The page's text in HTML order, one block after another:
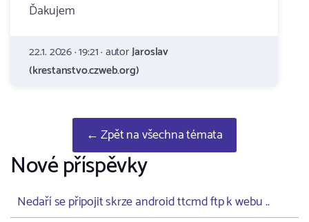
Ďakujem
22.1. 2026 · 19:21 · autorJaroslav
(krestanstvo.czweb.org)
← Zpět na všechna témata
Nové příspěvky
Nedaří se připojit skrze android ttcmd ftp k webu ..